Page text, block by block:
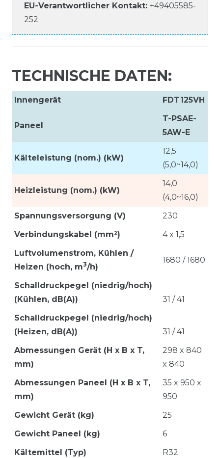
EU-Verantwortlicher Kontakt: +49405585-
252
TECHNISCHE DATEN:
Innengerät FDT125VH
Paneel
T-PSAE-
5AW-E
Kälteleistung (nom.) (kW)
12,5
(5,0~14,0)
Heizleistung (nom.) (kW)
14,0
(4,0~16,0)
Spannungsversorgung (V)
230
Verbindungskabel (mm²)
4 x 1,5
Luftvolumenstrom, Kühlen /
Heizen (hoch, m3/h)
1680 / 1680
Schalldruckpegel (niedrig/hoch)
(Kühlen, dB(A))
31 / 41
Schalldruckpegel (niedrig/hoch)
(Heizen, dB(A))
31 / 41
Abmessungen Gerät (H x B x T,
mm)
298 x 840
x 840
Abmessungen Paneel (H x B x T,
mm)
35 x 950 x
950
Gewicht Gerät (kg)
25
Gewicht Paneel (kg)
6
Kältemittel (Typ)
R32